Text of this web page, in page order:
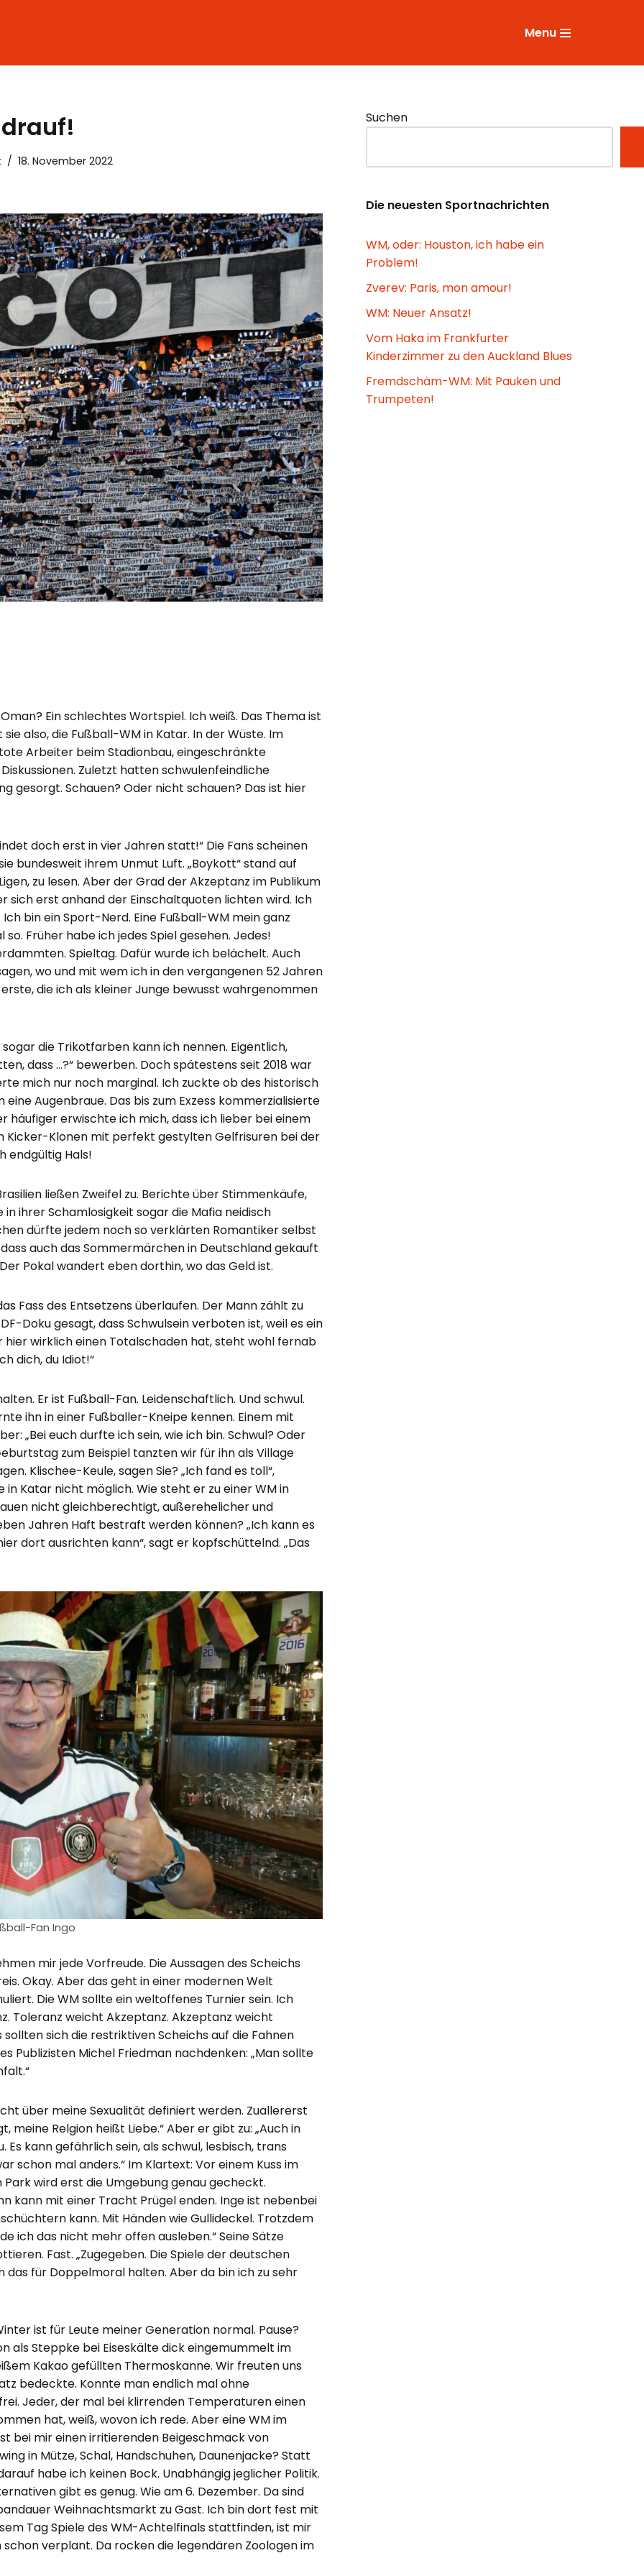
Menu
18. November 2022
Ein schlechtes Wortspiel. Ich weiß. Das Thema ist
also, die Fußball-WM in Katar. In der Wüste. Im
Arbeiter beim Stadionbau, eingeschränkte
Zuletzt hatten schwulenfeindliche
gesorgt. Schauen? Oder nicht schauen? Das ist hier
doch erst in vier Jahren statt!“ Die Fans scheinen
bundesweit ihrem Unmut Luft. „Boykott“ stand auf
zu lesen. Aber der Grad der Akzeptanz im Publikum
sich erst anhand der Einschaltquoten lichten wird. Ich
bin ein Sport-Nerd. Eine Fußball-WM mein ganz
Früher habe ich jedes Spiel gesehen. Jedes!
Spieltag. Dafür wurde ich belächelt. Auch
wo und mit wem ich in den vergangenen 52 Jahren
die ich als kleiner Junge bewusst wahrgenommen
die Trikotfarben kann ich nennen. Eigentlich,
dass …?“ bewerben. Doch spätestens seit 2018 war
mich nur noch marginal. Ich zuckte ob des historisch
Augenbraue. Das bis zum Exzess kommerzialisierte
erwischte ich mich, dass ich lieber bei einem
Klonen mit perfekt gestylten Gelfrisuren bei der
endgültig Hals!
ließen Zweifel zu. Berichte über Stimmenkäufe,
ihrer Schamlosigkeit sogar die Mafia neidisch
dürfte jedem noch so verklärten Romantiker selbst
auch das Sommermärchen in Deutschland gekauft
Pokal wandert eben dorthin, wo das Geld ist.
Fass des Entsetzens überlaufen. Der Mann zählt zu
Doku gesagt, dass Schwulsein verboten ist, weil es ein
hier wirklich einen Totalschaden hat, steht wohl fernab
dich, du Idiot!“
Er ist Fußball-Fan. Leidenschaftlich. Und schwul.
ihn in einer Fußballer-Kneipe kennen. Einem mit
„Bei euch durfte ich sein, wie ich bin. Schwul? Oder
zum Beispiel tanzten wir für ihn als Village
Klischee-Keule, sagen Sie? „Ich fand es toll“,
Katar nicht möglich. Wie steht er zu einer WM in
nicht gleichberechtigt, außerehelicher und
Jahren Haft bestraft werden können? „Ich kann es
dort ausrichten kann“, sagt er kopfschüttelnd. „Das
Fan Ingo
mir jede Vorfreude. Die Aussagen des Scheichs
Okay. Aber das geht in einer modernen Welt
Die WM sollte ein weltoffenes Turnier sein. Ich
Toleranz weicht Akzeptanz. Akzeptanz weicht
sich die restriktiven Scheichs auf die Fahnen
Publizisten Michel Friedman nachdenken: „Man sollte
über meine Sexualität definiert werden. Zuallererst
Relgion heißt Liebe.“ Aber er gibt zu: „Auch in
kann gefährlich sein, als schwul, lesbisch, trans
schon mal anders.“ Im Klartext: Vor einem Kuss im
wird erst die Umgebung genau gecheckt.
kann mit einer Tracht Prügel enden. Inge ist nebenbei
kann. Mit Händen wie Gullideckel. Trotzdem
ich das nicht mehr offen ausleben.“ Seine Sätze
Fast. „Zugegeben. Die Spiele der deutschen
für Doppelmoral halten. Aber da bin ich zu sehr
ist für Leute meiner Generation normal. Pause?
als Steppke bei Eiseskälte dick eingemummelt im
Kakao gefüllten Thermoskanne. Wir freuten uns
bedeckte. Konnte man endlich mal ohne
Jeder, der mal bei klirrenden Temperaturen einen
hat, weiß, wovon ich rede. Aber eine WM im
bei mir einen irritierenden Beigeschmack von
in Mütze, Schal, Handschuhen, Daunenjacke? Statt
habe ich keinen Bock. Unabhängig jeglicher Politik.
gibt es genug. Wie am 6. Dezember. Da sind
Weihnachtsmarkt zu Gast. Ich bin dort fest mit
Tag Spiele des WM-Achtelfinals stattfinden, ist mir
verplant. Da rocken die legendären Zoologen im
Suchen
Die neuesten Sportnachrichten
WM, oder: Houston, ich habe ein
Problem!
Zverev: Paris, mon amour!
WM: Neuer Ansatz!
Vom Haka im Frankfurter
Kinderzimmer zu den Auckland Blues
Fremdschäm-WM: Mit Pauken und
Trumpeten!